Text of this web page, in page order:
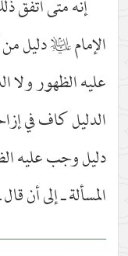
إنّه متى اتّفق
الإمامعليه‌السلامدليل
عليه الظهور ولا
الدليل كاف في
دليل وجب عليه
المسألة ـ إلى أن